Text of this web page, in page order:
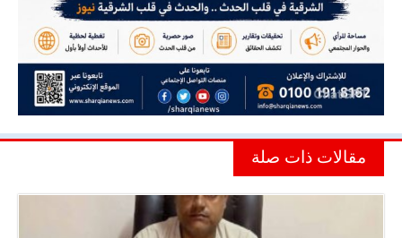
مقالات ذات صلة